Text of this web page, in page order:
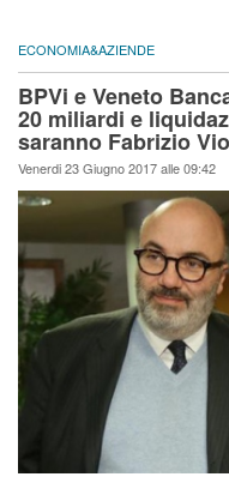
ECONOMIA&AZIENDE
BPVi e Veneto
20 miliardi e
saranno Fabrizio
Venerdi 23 Giugno 2017 alle 09:42